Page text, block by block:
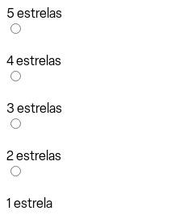
5 estrelas
4 estrelas
3 estrelas
2 estrelas
1 estrela